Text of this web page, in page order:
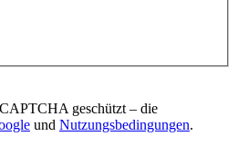
geschützt – die
und Nutzungsbedingungen.